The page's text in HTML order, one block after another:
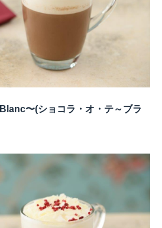
Blanc〜(ショコラ・オ・テ～ブラ